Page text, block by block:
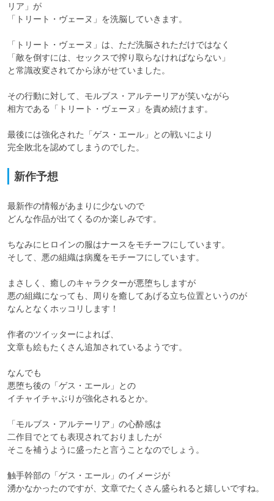
リア」が
「トリート・ヴェーヌ」を洗脳していきます。
「トリート・ヴェーヌ」は、ただ洗脳されただけではなく
「敵を倒すには、セックスで搾り取らなければならない」
と常識改変されてから泳がせていました。
その行動に対して、モルブス・アルテーリアが笑いながら
相方である「トリート・ヴェーヌ」を責め続けます。
最後には強化された「ゲス・エール」との戦いにより
完全敗北を認めてしまうのでした。
新作予想
最新作の情報があまりに少ないので
どんな作品が出てくるのか楽しみです。
ちなみにヒロインの服はナースをモチーフにしています。
そして、悪の組織は病魔をモチーフにしています。
まさしく、癒しのキャラクターが悪堕ちしますが
悪の組織になっても、周りを癒してあげる立ち位置というのが
なんとなくホッコリします！
作者のツイッターによれば、
文章も絵もたくさん追加されているようです。
なんでも
悪堕ち後の「ゲス・エール」との
イチャイチャぶりが強化されるとか。
「モルブス・アルテーリア」の心酔感は
二作目でとても表現されておりましたが
そこを補うように盛ったと言うことなのでしょう。
触手幹部の「ゲス・エール」のイメージが
湧かなかったのですが、文章でたくさん盛られると嬉しいですね。